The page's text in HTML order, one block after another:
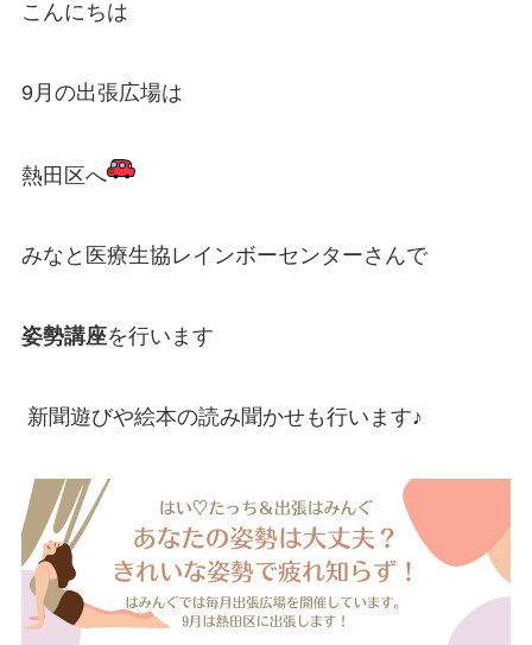
こんにちは
9月の出張広場は
熱田区へ
みなと医療生協レインボーセンターさんで
姿勢講座を行います
新聞遊びや絵本の読み聞かせも行います♪